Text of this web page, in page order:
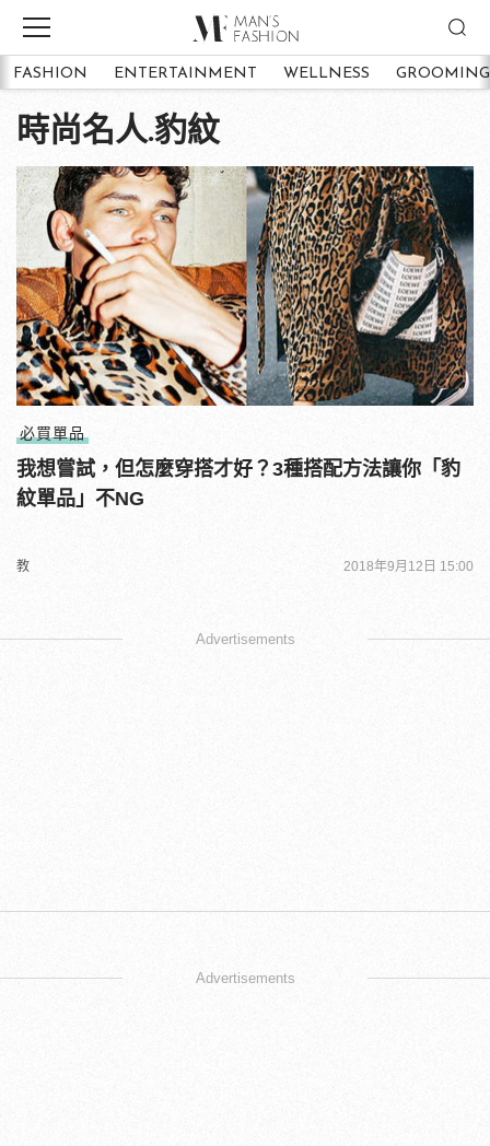
FASHION ENTERTAINMENT WELLNESS GROOMING
時尚名人.豹紋
必買單品
我想嘗試，但怎麼穿搭才好？3種搭配方法讓你「豹
紋單品」不NG
教 2018年9月12日 15:00
Advertisements
Advertisements